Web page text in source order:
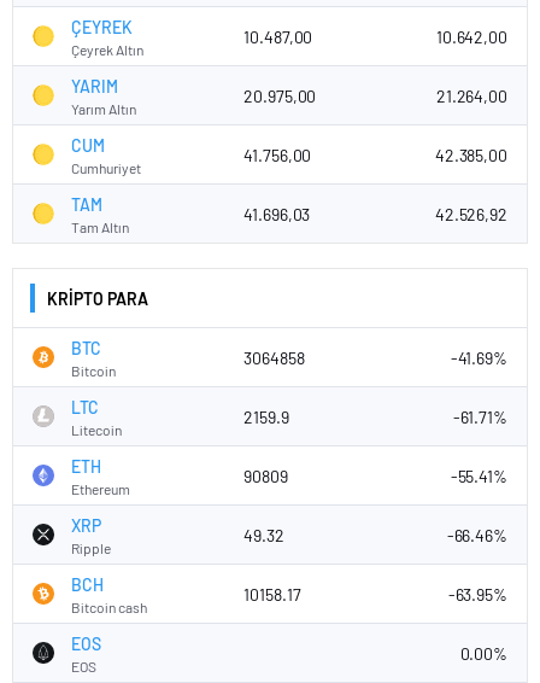
ÇEYREK
Çeyrek Altın
10.487,00 10.642,00
YARIM
Yarım Altın
20.975,00 21.264,00
CUM
Cumhuriyet
41.756,00 42.385,00
TAM
Tam Altın
41.696,03 42.526,92
KRİPTO PARA
BTC
Bitcoin
3064858 -41.69%
LTC
Litecoin
2159.9 -61.71%
ETH
Ethereum
90809 -55.41%
XRP
Ripple
49.32 -66.46%
BCH
Bitcoin cash
10158.17 -63.95%
EOS
EOS
0.00%